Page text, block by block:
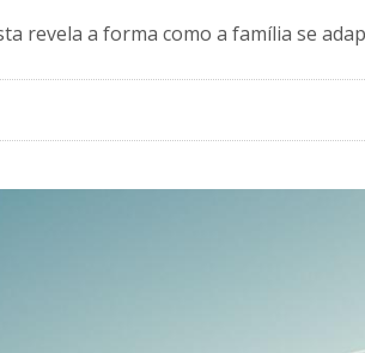
revela a forma como a família se